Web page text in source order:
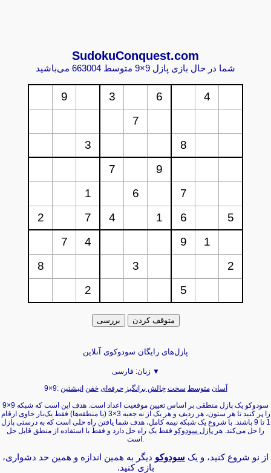
SudokuConquest.com
شما در حال بازی پازل 9×9 متوسط 663004 می‌باشید
پازل‌های رایگان سودوکوی آنلاین
زبان: فارسی ▼
9×9:
آسان متوسط سخت چالش برانگیز حرفه‌ای خفن انیشتین
سودوکو یک پازل منطقی بر اساس تعیین موقعیت اعداد است. هدف این است که شبکه 9×9
را پر کنید تا هر ستون، هر ردیف و هر یک از نه جعبه 3×3 (یا منطقه‌ها) فقط یک‌بار حاوی ارقام
1 تا 9 باشند. با شروع یک شبکه نیمه کامل، هدف شما یافتن راه حلی است که به درستی پازل
را حل می‌کند. هر پازل سودوکو فقط یک راه حل دارد و فقط با استفاده از منطق قابل حل
است.
از نو شروع کنید، و یک سودوکو دیگر به همین اندازه و همین حد دشواری،
بازی کنید.‏